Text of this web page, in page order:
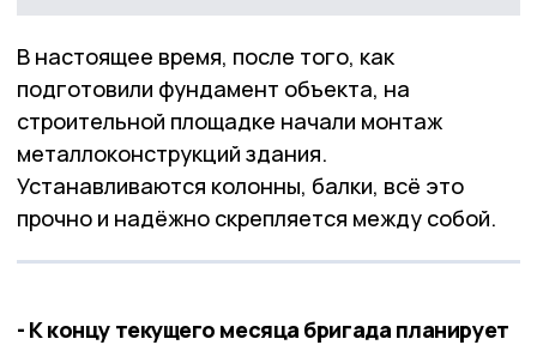
В настоящее время, после того, как
подготовили фундамент объекта, на
строительной площадке начали монтаж
металлоконструкций здания.
Устанавливаются колонны, балки, всё это
прочно и надёжно скрепляется между собой.
- К концу текущего месяца бригада планирует